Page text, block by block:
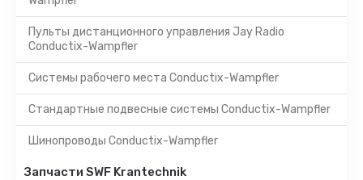
Пульты дистанционного управления Jay Radio
Conductix-Wampfler
Системы рабочего места Conductix-Wampfler
Стандартные подвесные системы Conductix-Wampfler
Шинопроводы Conductix-Wampfler
Запчасти SWF Krantechnik